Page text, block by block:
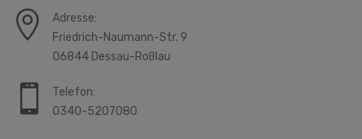
Adresse:
Friedrich-Naumann-Str. 9
06844 Dessau-Roßlau
Telefon:
0340-5207080